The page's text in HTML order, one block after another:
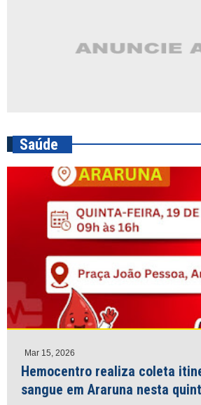
Saúde
Mar 15, 2026
Hemocentro realiza coleta
sangue em Araruna nesta